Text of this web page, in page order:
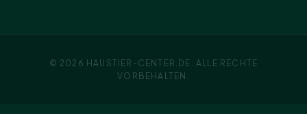
© 2026 HAUSTIER-CENTER.DE. ALLE RECHTE
VORBEHALTEN.